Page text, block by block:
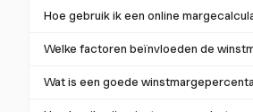
De formule om de winstmarge te
Verkoopprijs] x 100. Dit
Hoe gebruik ik een online
Om een online margecalculator te
goederen (COGS) in. De calculator
Welke factoren beïnvloeden de
Winstmarges worden beïnvloed
Wat is een goede
Een goede winstmarge varieert per